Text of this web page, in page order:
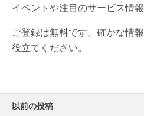
イベントや注目のサービス情
ご登録は無料です。確かな情
役立てください。
以前の投稿